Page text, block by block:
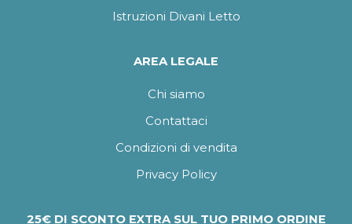
Istruzioni Divani Letto
AREA LEGALE
Chi siamo
Contattaci
Condizioni di vendita
Privacy Policy
25€ DI SCONTO EXTRA SUL TUO PRIMO ORDINE